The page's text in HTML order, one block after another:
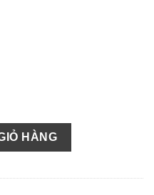
phiên bản màu đỏ số lượng
HÀNG